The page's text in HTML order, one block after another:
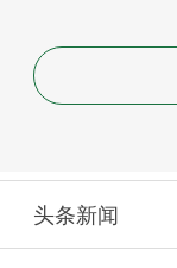
头条新闻